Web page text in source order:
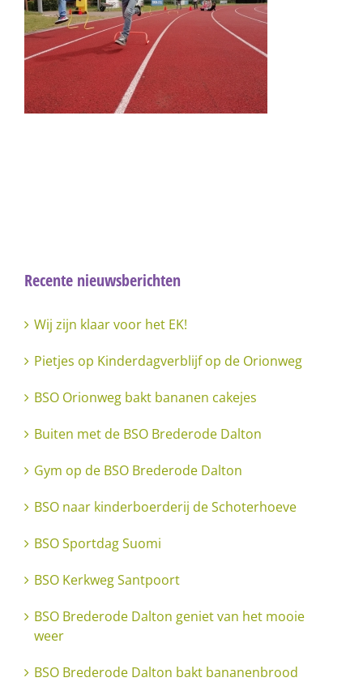
Recente nieuwsberichten
Wij zijn klaar voor het EK!
Pietjes op Kinderdagverblijf op de Orionweg
BSO Orionweg bakt bananen cakejes
Buiten met de BSO Brederode Dalton
Gym op de BSO Brederode Dalton
BSO naar kinderboerderij de Schoterhoeve
BSO Sportdag Suomi
BSO Kerkweg Santpoort
BSO Brederode Dalton geniet van het mooie
weer
BSO Brederode Dalton bakt bananenbrood